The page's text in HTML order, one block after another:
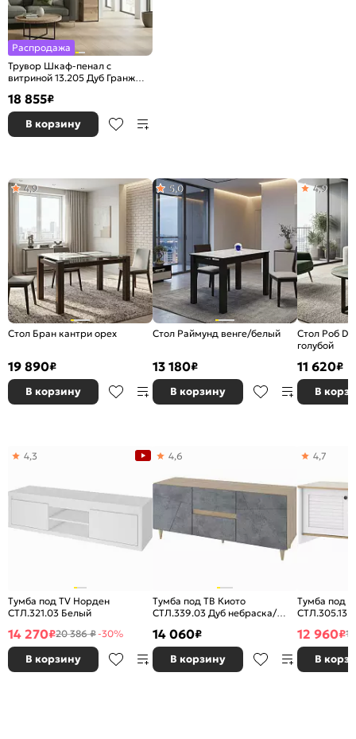
Распродажа
Трувор Шкаф-пенал с
витриной 13.205 Дуб Гранж
18 855₽
В корзину
Стол Бран кантри орех
4,9
19 890₽
В корзину
Стол Раймунд венге/белый
5,0
13 180₽
В корзину
Стол Роб
голубой
4,9
11 620₽
В
Тумба под TV Норден
СТЛ.321.03 Белый
4,3
14 270₽20 386 ₽-30%
В корзину
Тумба под ТВ Киото
СТЛ.339.03 Дуб небраска/
4,6
14 060₽
В корзину
Тумба под
СТЛ.305.13
4,7
12 960₽
В